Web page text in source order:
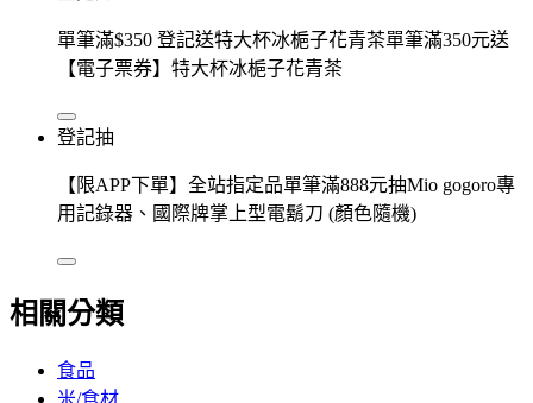
單筆滿$350 登記送特大杯冰梔子花青茶單筆滿350元送
【電子票券】特大杯冰梔子花青茶
登記抽
【限APP下單】全站指定品單筆滿888元抽Mio gogoro專
用記錄器、國際牌掌上型電鬍刀 (顏色隨機)
相關分類
食品